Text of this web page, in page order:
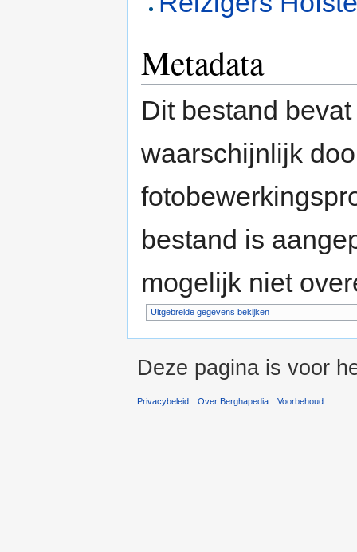
Metadata
Dit bestand
waarschijnlijk
bestand is
mogelijk niet
Uitgebreide gegevens bekijken
Deze pagina is voor
Privacybeleid Over Berghapedia Voorbehoud